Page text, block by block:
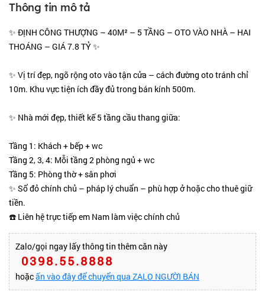
Thông tin mô tả
✨ ĐỊNH CÔNG THƯỢNG – 40M² – 5 TẦNG – OTO VÀO NHÀ – HAI
THOÁNG – GIÁ 7.8 TỶ ✨
✨ Vị trí đẹp, ngõ rộng oto vào tận cửa – cách đường oto tránh chỉ
10m. Khu vực tiện ích đầy đủ trong bán kính 500m.
✨ Nhà mới đẹp, thiết kế 5 tầng cầu thang giữa:
Tầng 1: Khách + bếp + wc
Tầng 2, 3, 4: Mỗi tầng 2 phòng ngủ + wc
Tầng 5: Phòng thờ + sân phơi
✨ Sổ đỏ chính chủ – pháp lý chuẩn – phù hợp ở hoặc cho thuê giữ
tiền.
☎️ Liên hệ trực tiếp em Nam làm việc chính chủ
Zalo/gọi ngay lấy thông tin thêm căn này
0398.55.8888
hoặcấn vào đây để chuyển qua ZALO NGƯỜI BÁN